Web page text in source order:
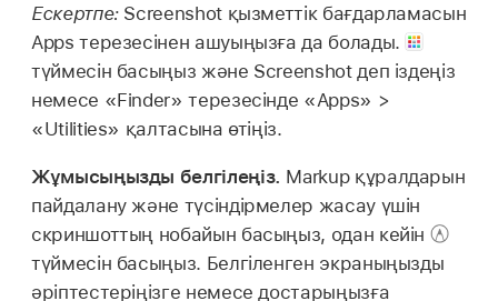
Ескертпе: Screenshot қызметтік бағдарламасын
Apps терезесінен ашуыңызға да болады.
түймесін басыңыз және Screenshot деп іздеңіз
немесе «Finder» терезесінде «Apps» >
«Utilities» қалтасына өтіңіз.
Жұмысыңызды белгілеңіз. Markup құралдарын
пайдалану және түсіндірмелер жасау үшін
скриншоттың нобайын басыңыз, одан кейін
түймесін басыңыз. Белгіленген экраныңызды
әріптестеріңізге немесе достарыңызға